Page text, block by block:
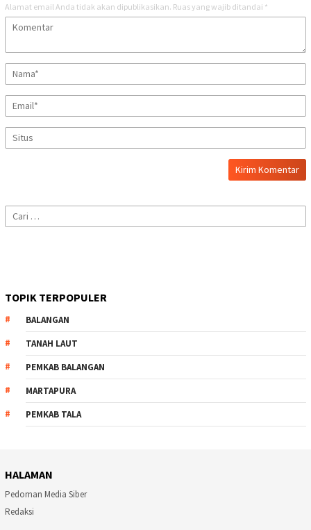
Alamat email Anda tidak akan dipublikasikan. Ruas yang wajib ditandai *
Cari
untuk:
TOPIK TERPOPULER
BALANGAN
TANAH LAUT
PEMKAB BALANGAN
MARTAPURA
PEMKAB TALA
HALAMAN
Pedoman Media Siber
Redaksi